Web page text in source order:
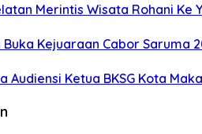
Merintis Wisata Rohani Ke
Kejuaraan Cabor Saruma
Audiensi Ketua BKSG Kota